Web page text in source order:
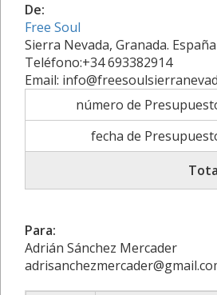
De:
Free Soul
Sierra Nevada, Granada. España
Teléfono:+34 693382914
Email:
número de
fecha de
Para:
Adrián Sánchez Mercader